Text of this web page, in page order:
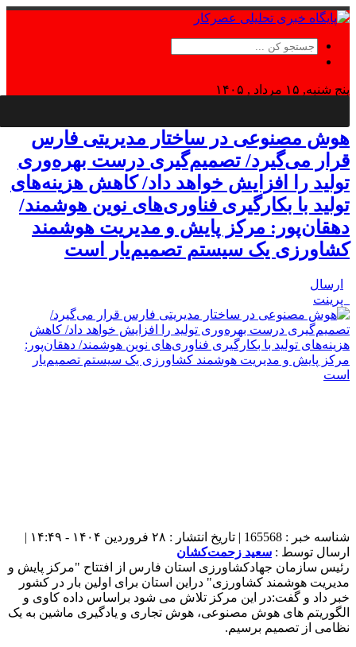
پنج شنبه, ۱۵ مرداد , ۱۴۰۵
هوش مصنوعی در ساختار مدیریتی فارس
قرار می‌گیرد/ تصمیم‌گیری درست بهره‌وری
تولید را افزایش خواهد داد/ کاهش هزینه‌های
تولید با بکارگیری فناوری‌های نوین هوشمند/
دهقان‌پور: مرکز پایش و مدیریت هوشمند
کشاورزی یک سیستم تصمیم‌یار است
ارسال
پرینت
شناسه خبر : 165568 | تاریخ انتشار : ۲۸ فروردین ۱۴۰۴ - ۱۴:۴۹ |
ارسال توسط : سعید زحمت‌کشان
رئیس سازمان جهادکشاورزی استان فارس از افتتاح "مرکز پایش و
مدیریت هوشمند کشاورزی" دراین استان برای اولین بار در کشور
خبر داد و گفت:در این مرکز تلاش می شود براساس داده کاوی و
الگوریتم های هوش مصنوعی، هوش تجاری و یادگیری ماشین به یک
نظامی از تصمیم برسیم.